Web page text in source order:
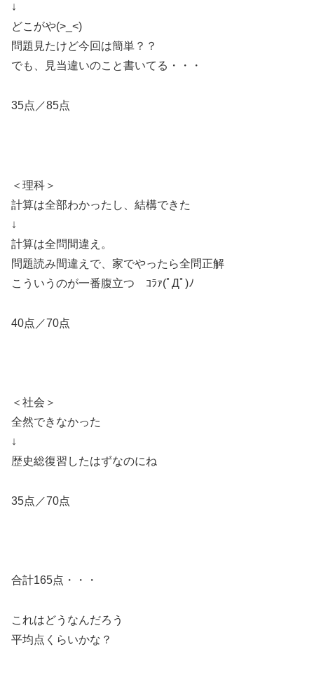
↓
どこがや(>_<)
問題見たけど今回は簡単？？
でも、見当違いのこと書いてる・・・
35点／85点
＜理科＞
計算は全部わかったし、結構できた
↓
計算は全問間違え。
問題読み間違えで、家でやったら全問正解
こういうのが一番腹立つ ｺﾗｧ(ﾟДﾟ)ﾉ
40点／70点
＜社会＞
全然できなかった
↓
歴史総復習したはずなのにね
35点／70点
合計165点・・・
これはどうなんだろう
平均点くらいかな？